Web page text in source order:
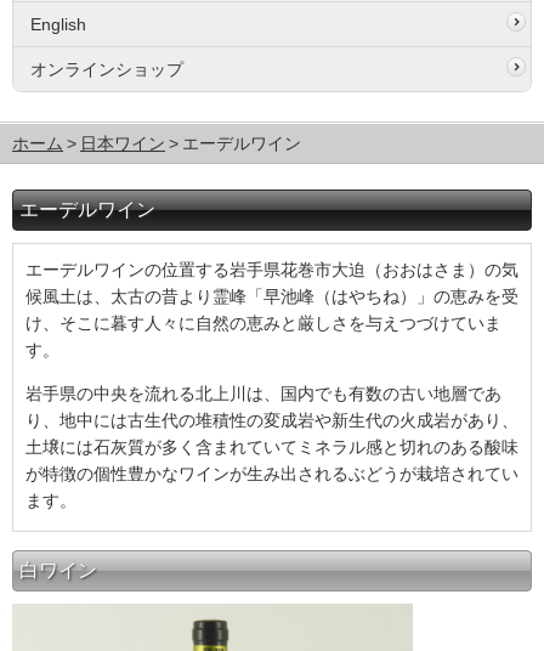
English
オンラインショップ
ホーム 日本ワイン エーデルワイン
エーデルワイン
エーデルワインの位置する岩手県花巻市大迫（おおはさま）の気
候風土は、太古の昔より霊峰「早池峰（はやちね）」の恵みを受
け、そこに暮す人々に自然の恵みと厳しさを与えつづけていま
す。
岩手県の中央を流れる北上川は、国内でも有数の古い地層であ
り、地中には古生代の堆積性の変成岩や新生代の火成岩があり、
土壌には石灰質が多く含まれていてミネラル感と切れのある酸味
が特徴の個性豊かなワインが生み出されるぶどうが栽培されてい
ます。
白ワイン